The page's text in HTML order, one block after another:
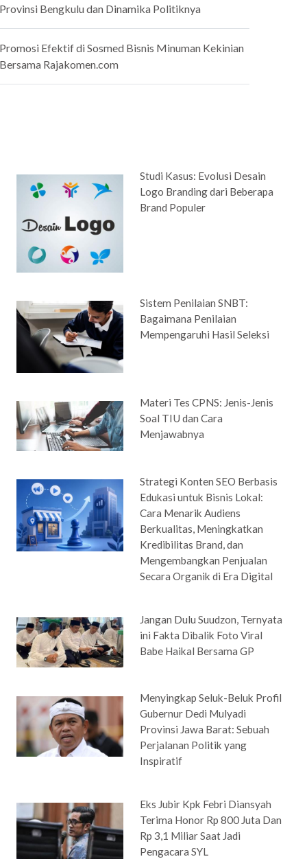
Bengkulu dan Dinamika Politiknya
Efektif di Sosmed Bisnis Minuman Kekinian
Rajakomen.com
Studi Kasus: Evolusi Desain
Logo Branding dari Beberapa
Brand Populer
Sistem Penilaian SNBT:
Bagaimana Penilaian
Mempengaruhi Hasil Seleksi
Materi Tes CPNS: Jenis-Jenis
Soal TIU dan Cara
Menjawabnya
Strategi Konten SEO Berbasis
Edukasi untuk Bisnis Lokal:
Cara Menarik Audiens
Berkualitas, Meningkatkan
Kredibilitas Brand, dan
Mengembangkan Penjualan
Secara Organik di Era Digital
Jangan Dulu Suudzon, Ternyata
ini Fakta Dibalik Foto Viral
Babe Haikal Bersama GP
Menyingkap Seluk-Beluk Profil
Gubernur Dedi Mulyadi
Provinsi Jawa Barat: Sebuah
Perjalanan Politik yang
Inspiratif
Eks Jubir Kpk Febri Diansyah
Terima Honor Rp 800 Juta Dan
Rp 3,1 Miliar Saat Jadi
Pengacara SYL